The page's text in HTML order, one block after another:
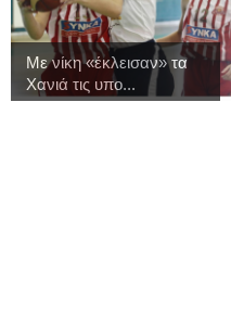
Με νίκη «έκλεισαν» τα
Χανιά τις υπο...